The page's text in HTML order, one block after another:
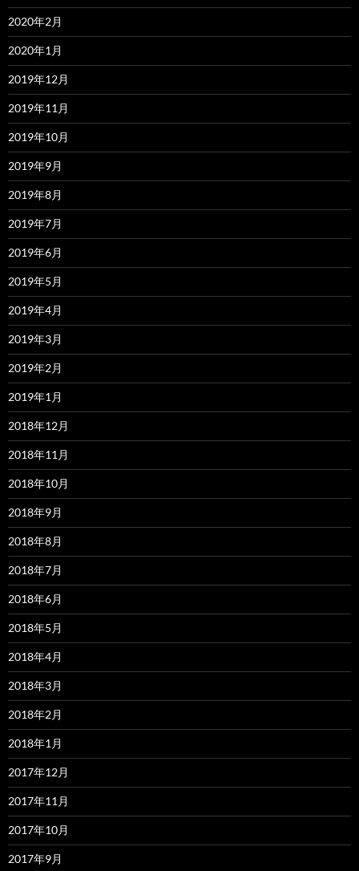
2020年2月
2020年1月
2019年12月
2019年11月
2019年10月
2019年9月
2019年8月
2019年7月
2019年6月
2019年5月
2019年4月
2019年3月
2019年2月
2019年1月
2018年12月
2018年11月
2018年10月
2018年9月
2018年8月
2018年7月
2018年6月
2018年5月
2018年4月
2018年3月
2018年2月
2018年1月
2017年12月
2017年11月
2017年10月
2017年9月